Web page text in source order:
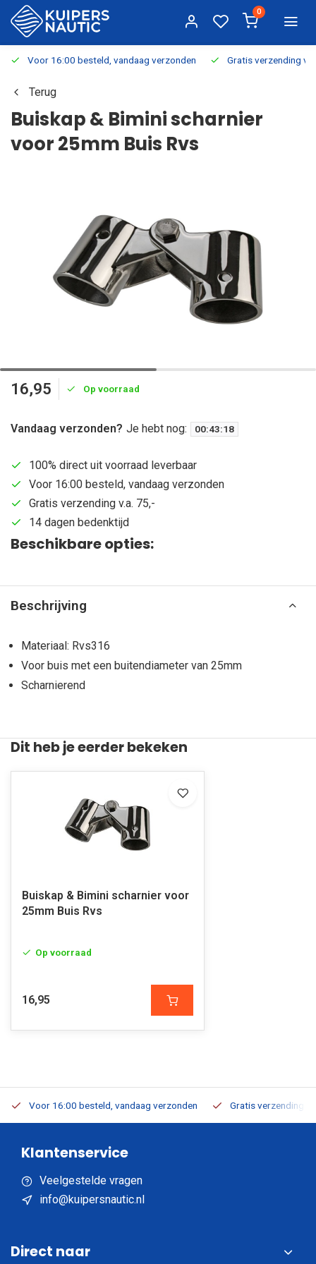
0
Voor 16:00 besteld, vandaag verzonden Gratis verzending
Terug
Buiskap & Bimini scharnier
voor 25mm Buis Rvs
16,95 Op voorraad
Vandaag verzonden? Je hebt nog: 00:43:18
100% direct uit voorraad leverbaar
Voor 16:00 besteld, vandaag verzonden
Gratis verzending v.a. 75,-
14 dagen bedenktijd
Beschikbare opties:
Beschrijving
Materiaal: Rvs316
Voor buis met een buitendiameter van 25mm
Scharnierend
Dit heb je eerder bekeken
Buiskap & Bimini scharnier voor
25mm Buis Rvs
Op voorraad
16,95
Voor 16:00 besteld, vandaag verzonden Gratis verzending
Klantenservice
Veelgestelde vragen
info@kuipersnautic.nl
Direct naar